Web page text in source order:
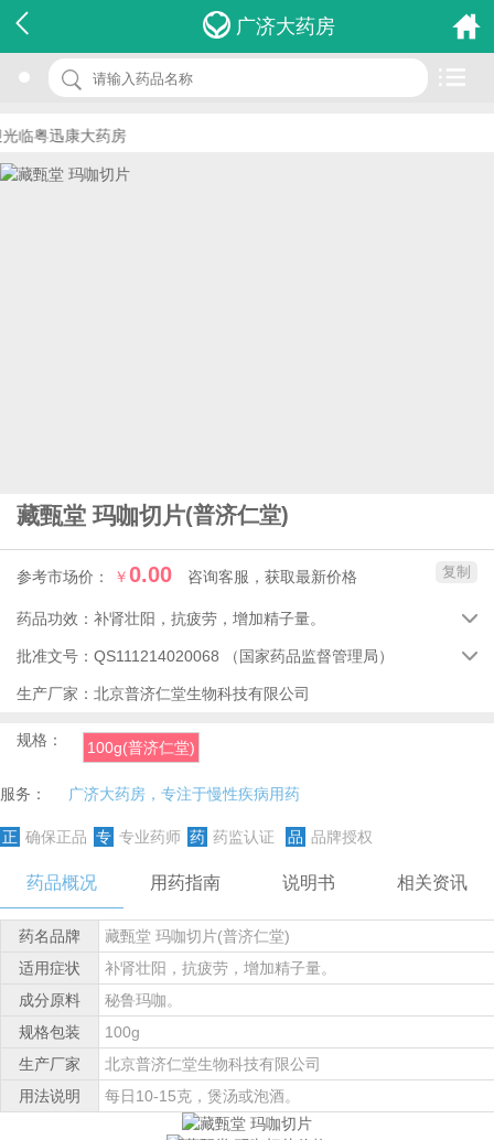
广济大药房
粤迅康大药房
藏甄堂 玛咖切片(普济仁堂)
参考市场价： ￥0.00 咨询客服，获取最新价格
名 称：藏甄堂 玛咖切片
品 牌：(普济仁堂)
价 格：￥0.00
复制
药品功效： 补肾壮阳，抗疲劳，增加精子量。 
批准文号： QS111214020068 （国家药品监督管理局） 
生产厂家： 北京普济仁堂生物科技有限公司
规格： 100g(普济仁堂)
服务： 广济大药房，专注于慢性疾病用药
正 确保正品 专 专业药师 药 药监认证 品 品牌授权
药品概况 用药指南 说明书 相关资讯
药名品牌
藏甄堂 玛咖切片(普济仁堂)
适用症状
补肾壮阳，抗疲劳，增加精子量。
成分原料
秘鲁玛咖。
规格包装
100g
生产厂家
北京普济仁堂生物科技有限公司
用法说明
每日10-15克，煲汤或泡酒。